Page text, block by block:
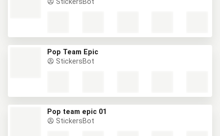
StickersBot
Pop Team Epic
StickersBot
Pop team epic 01
StickersBot